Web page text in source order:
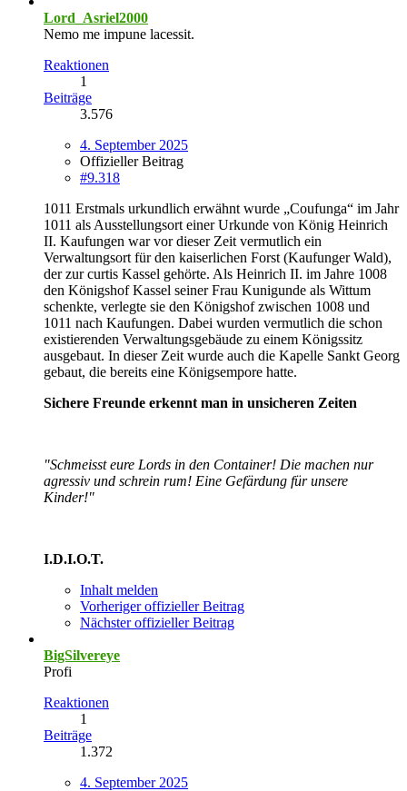
Lord_Asriel2000
Nemo me impune lacessit.
Reaktionen
1
Beiträge
3.576
4. September 2025
Offizieller Beitrag
#9.318
1011 Erstmals urkundlich erwähnt wurde „Coufunga“ im Jahr
1011 als Ausstellungsort einer Urkunde von König Heinrich
II. Kaufungen war vor dieser Zeit vermutlich ein
Verwaltungsort für den kaiserlichen Forst (Kaufunger Wald),
der zur curtis Kassel gehörte. Als Heinrich II. im Jahre 1008
den Königshof Kassel seiner Frau Kunigunde als Wittum
schenkte, verlegte sie den Königshof zwischen 1008 und
1011 nach Kaufungen. Dabei wurden vermutlich die schon
existierenden Verwaltungsgebäude zu einem Königssitz
ausgebaut. In dieser Zeit wurde auch die Kapelle Sankt Georg
gebaut, die bereits eine Königsempore hatte.
Sichere Freunde erkennt man in unsicheren Zeiten
"Schmeisst eure Lords in den Container! Die machen nur
agressiv und schrein rum! Eine Gefärdung für unsere
Kinder!"
I.D.I.O.T.
Inhalt melden
Vorheriger offizieller Beitrag
Nächster offizieller Beitrag
BigSilvereye
Profi
Reaktionen
1
Beiträge
1.372
4. September 2025